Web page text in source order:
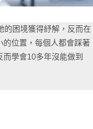
的困境獲得紓解，反而在
位置，每個人都會踩著
學會10多年沒能做到